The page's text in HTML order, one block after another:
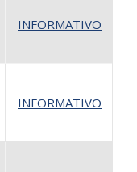
INFORMATIVO
INFORMATIVO